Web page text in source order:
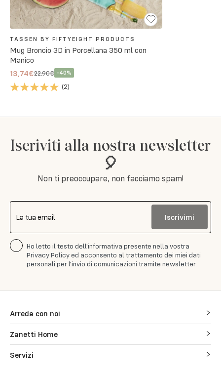
TASSEN BY FIFTYEIGHT PRODUCTS
Mug Broncio 3D in Porcellana 350 ml con
Manico
13,74€22,90€ -40%
(2)
Iscriviti alla nostra newsletter
🎈
Non ti preoccupare, non facciamo spam!
La tua email Iscrivimi
Ho letto il testo dell'informativa presente nella vostra
Privacy Policy ed acconsento al trattamento dei miei dati
personali per l'invio di comunicazioni tramite newsletter.
Arreda con noi
Zanetti Home
Servizi